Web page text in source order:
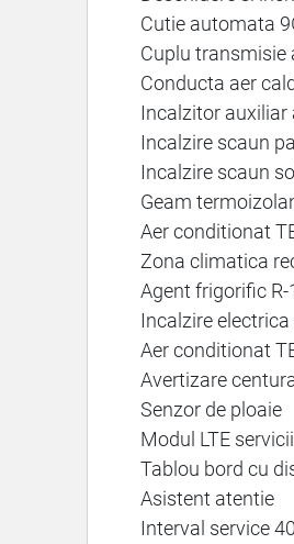
Cutie automata
Cuplu
Conducta aer
Incalzitor auxiliar
Incalzire scaun
Incalzire scaun
Geam
Aer conditionat
Zona climatica
Agent frigorific
Incalzire
Aer conditionat
Avertizare
Senzor de ploaie
Modul LTE
Tablou bord cu
Asistent atentie
Interval service